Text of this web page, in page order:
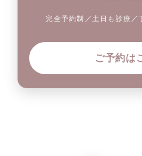
完全予約制／土日も診療／
ご予約は